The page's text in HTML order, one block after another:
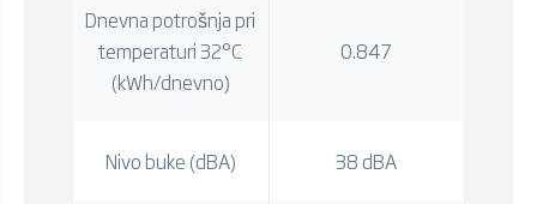
Dnevna potrošnja pri
temperaturi 32°C
(kWh/dnevno)
0.847
Nivo buke (dBA) 38 dBA